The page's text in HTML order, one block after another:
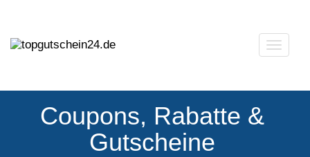
Coupons, Rabatte &
Gutscheine